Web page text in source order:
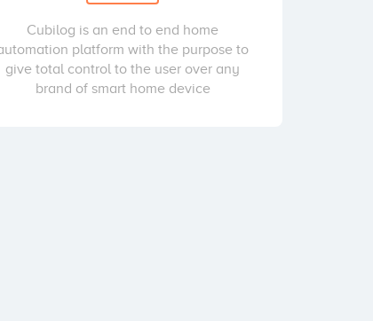
Cubilog is an end to end home
platform with the purpose to
give total control to the user over any
brand of smart home device